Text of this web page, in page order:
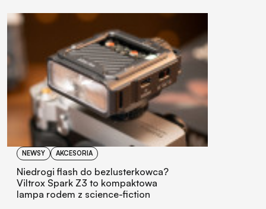
NEWSY AKCESORIA
Niedrogi flash do bezlusterkowca?
Viltrox Spark Z3 to kompaktowa
lampa rodem z science-fiction